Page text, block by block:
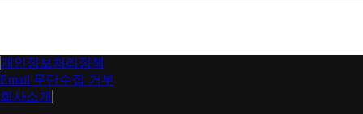
개인정보처리정책
Email 무단수집 거부
회사소개